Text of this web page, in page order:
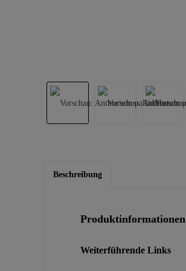
Beschreibung
Produktinformationen
Weiterführende Links